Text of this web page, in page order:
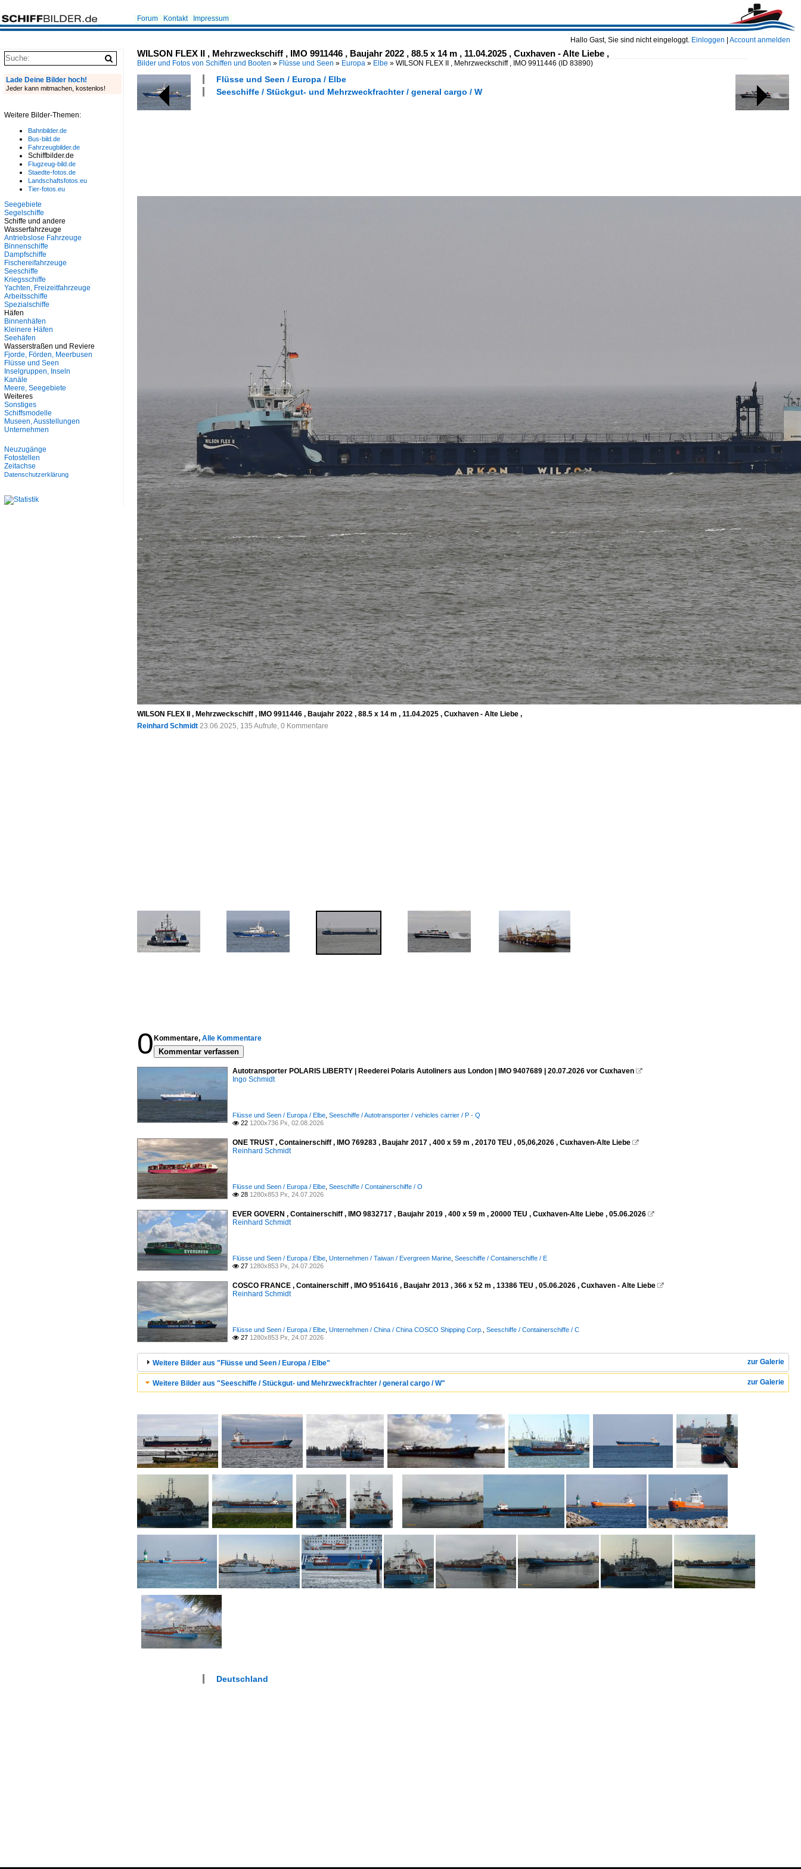
Hallo Gast, Sie sind nicht eingeloggt. Einloggen Account anmelden
Forum Kontakt Impressum
WILSON FLEX II , Mehrzweckschiff , IMO 9911446 , Baujahr 2022 , 88.5 x 14 m , 11.04.2025 , Cuxhaven - Alte Liebe ,
Bilder und Fotos von Schiffen und Booten » Flüsse und Seen » Europa » Elbe » WILSON FLEX II , Mehrzweckschiff , IMO 9911446 (ID 83890)
Flüsse und Seen / Europa / Elbe
Seeschiffe / Stückgut- und Mehrzweckfrachter / general cargo / W
WILSON FLEX II , Mehrzweckschiff , IMO 9911446 , Baujahr 2022 , 88.5 x 14 m , 11.04.2025 , Cuxhaven - Alte Liebe ,
Reinhard Schmidt 23.06.2025, 135 Aufrufe, 0 Kommentare
0 Kommentare, Alle Kommentare
Kommentar verfassen
Autotransporter POLARIS LIBERTY | Reederei Polaris Autoliners aus London | IMO 9407689 | 20.07.2026 vor Cuxhaven 
Ingo Schmidt
Flüsse und Seen / Europa / Elbe Seeschiffe / Autotransporter / vehicles carrier / P - Q
 22 1200x736 Px, 02.08.2026
ONE TRUST , Containerschiff , IMO 769283 , Baujahr 2017 , 400 x 59 m , 20170 TEU , 05,06,2026 , Cuxhaven-Alte Liebe 
Reinhard Schmidt
Flüsse und Seen / Europa / Elbe Seeschiffe / Containerschiffe / O
 28 1280x853 Px, 24.07.2026
EVER GOVERN , Containerschiff , IMO 9832717 , Baujahr 2019 , 400 x 59 m , 20000 TEU , Cuxhaven-Alte Liebe , 05.06.2026 
Reinhard Schmidt
Flüsse und Seen / Europa / Elbe Unternehmen / Taiwan / Evergreen Marine Seeschiffe / Containerschiffe / E
 27 1280x853 Px, 24.07.2026
COSCO FRANCE , Containerschiff , IMO 9516416 , Baujahr 2013 , 366 x 52 m , 13386 TEU , 05.06.2026 , Cuxhaven - Alte Liebe 
Reinhard Schmidt
Flüsse und Seen / Europa / Elbe Unternehmen / China / China COSCO Shipping Corp. Seeschiffe / Containerschiffe / C
 27 1280x853 Px, 24.07.2026
zur Galerie
Weitere Bilder aus "Flüsse und Seen / Europa / Elbe"
zur Galerie
Weitere Bilder aus "Seeschiffe / Stückgut- und Mehrzweckfrachter / general cargo / W"
Deutschland
Lade Deine Bilder hoch!
Jeder kann mitmachen, kostenlos!
Weitere Bilder-Themen:
Bahnbilder.de
Bus-bild.de
Fahrzeugbilder.de
Schiffbilder.de
Flugzeug-bild.de
Staedte-fotos.de
Landschaftsfotos.eu
Tier-fotos.eu
Seegebiete
Segelschiffe
Schiffe und andere
Wasserfahrzeuge
Antriebslose Fahrzeuge
Binnenschiffe
Dampfschiffe
Fischereifahrzeuge
Seeschiffe
Kriegsschiffe
Yachten, Freizeitfahrzeuge
Arbeitsschiffe
Spezialschiffe
Häfen
Binnenhäfen
Kleinere Häfen
Seehäfen
Wasserstraßen und Reviere
Fjorde, Förden, Meerbusen
Flüsse und Seen
Inselgruppen, Inseln
Kanäle
Meere, Seegebiete
Weiteres
Sonstiges
Schiffsmodelle
Museen, Ausstellungen
Unternehmen
Neuzugänge
Fotostellen
Zeitachse
Datenschutzerklärung